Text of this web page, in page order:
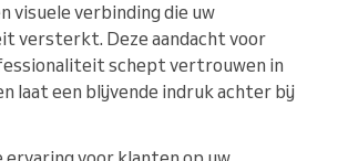
visuele verbinding die uw
versterkt. Deze aandacht voor
schept vertrouwen in
laat een blijvende indruk achter bij